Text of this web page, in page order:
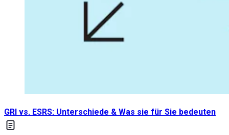
GRI vs. ESRS: Unterschiede & Was sie für Sie bedeuten